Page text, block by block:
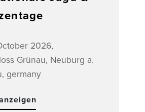
2026,
Grünau, Neuburg a.
germany